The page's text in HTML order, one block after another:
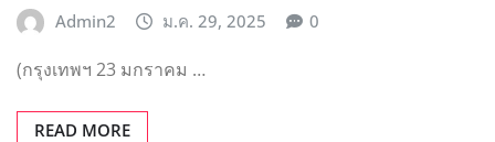
Admin2 ม.ค. 29, 2025 0
(กรุงเทพฯ 23 มกราคม …
READ MORE